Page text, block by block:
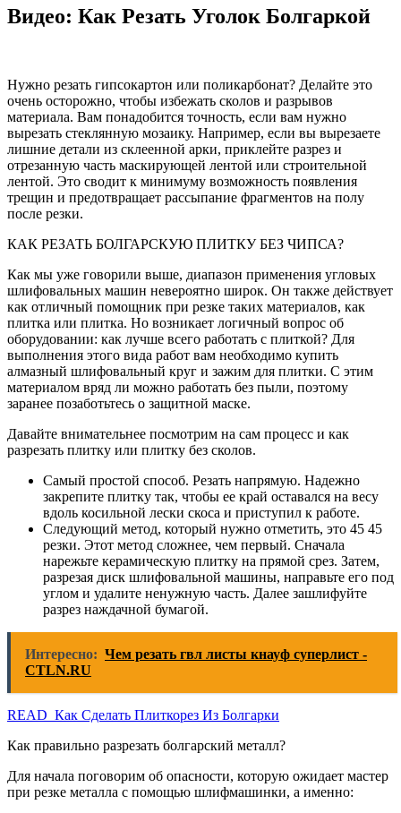
Видео: Как Резать Уголок Болгаркой
Нужно резать гипсокартон или поликарбонат? Делайте это
очень осторожно, чтобы избежать сколов и разрывов
материала. Вам понадобится точность, если вам нужно
вырезать стеклянную мозаику. Например, если вы вырезаете
лишние детали из склеенной арки, приклейте разрез и
отрезанную часть маскирующей лентой или строительной
лентой. Это сводит к минимуму возможность появления
трещин и предотвращает рассыпание фрагментов на полу
после резки.
КАК РЕЗАТЬ БОЛГАРСКУЮ ПЛИТКУ БЕЗ ЧИПСА?
Как мы уже говорили выше, диапазон применения угловых
шлифовальных машин невероятно широк. Он также действует
как отличный помощник при резке таких материалов, как
плитка или плитка. Но возникает логичный вопрос об
оборудовании: как лучше всего работать с плиткой? Для
выполнения этого вида работ вам необходимо купить
алмазный шлифовальный круг и зажим для плитки. С этим
материалом вряд ли можно работать без пыли, поэтому
заранее позаботьтесь о защитной маске.
Давайте внимательнее посмотрим на сам процесс и как
разрезать плитку или плитку без сколов.
Самый простой способ. Резать напрямую. Надежно
закрепите плитку так, чтобы ее край оставался на весу
вдоль косильной лески скоса и приступил к работе.
Следующий метод, который нужно отметить, это 45 45
резки. Этот метод сложнее, чем первый. Сначала
нарежьте керамическую плитку на прямой срез. Затем,
разрезая диск шлифовальной машины, направьте его под
углом и удалите ненужную часть. Далее зашлифуйте
разрез наждачной бумагой.
Интересно: Чем резать гвл листы кнауф суперлист -
CTLN.RU
READ Как Сделать Плиткорез Из Болгарки
Как правильно разрезать болгарский металл?
Для начала поговорим об опасности, которую ожидает мастер
при резке металла с помощью шлифмашинки, а именно: